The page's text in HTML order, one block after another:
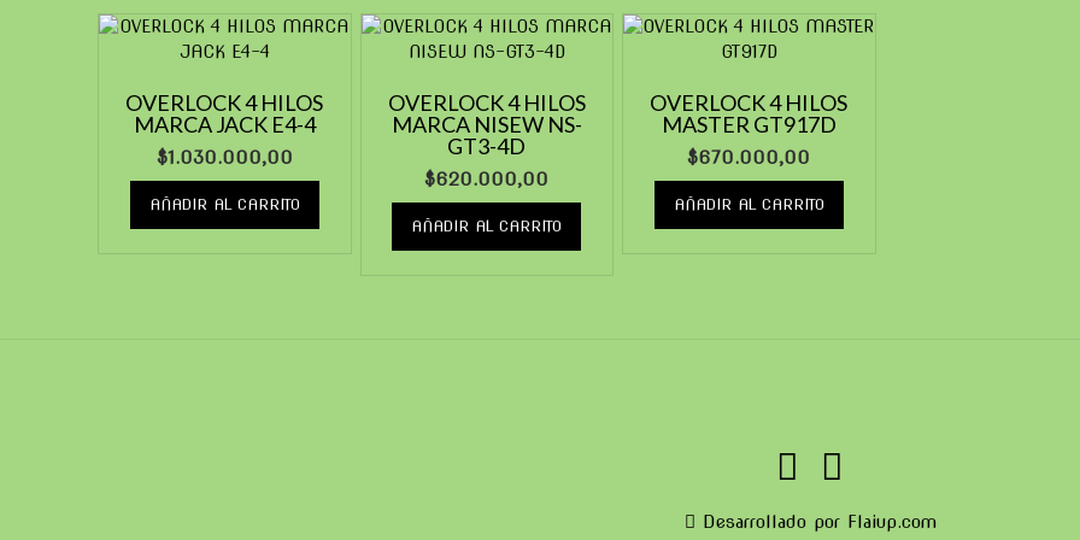
OVERLOCK 4 HILOS
MARCA JACK E4-4
$1.030.000,00
AÑADIR AL CARRITO
OVERLOCK 4 HILOS
MARCA NISEW NS-
GT3-4D
$620.000,00
AÑADIR AL CARRITO
OVERLOCK 4 HILOS
MASTER GT917D
$670.000,00
AÑADIR AL CARRITO
Desarrollado por Flaiup.com